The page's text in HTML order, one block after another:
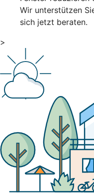
Wir unterstützen
sich jetzt beraten.
>